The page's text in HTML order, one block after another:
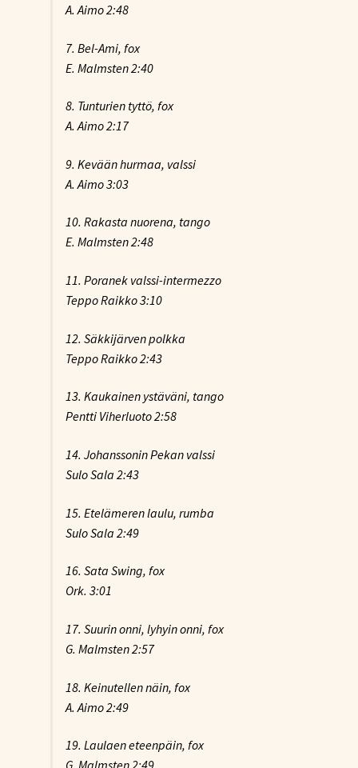
A. Aimo 2:48
7. Bel-Ami, fox
E. Malmsten 2:40
8. Tunturien tyttö, fox
A. Aimo 2:17
9. Kevään hurmaa, valssi
A. Aimo 3:03
10. Rakasta nuorena, tango
E. Malmsten 2:48
11. Poranek valssi-intermezzo
Teppo Raikko 3:10
12. Säkkijärven polkka
Teppo Raikko 2:43
13. Kaukainen ystäväni, tango
Pentti Viherluoto 2:58
14. Johanssonin Pekan valssi
Sulo Sala 2:43
15. Etelämeren laulu, rumba
Sulo Sala 2:49
16. Sata Swing, fox
Ork. 3:01
17. Suurin onni, lyhyin onni, fox
G. Malmsten 2:57
18. Keinutellen näin, fox
A. Aimo 2:49
19. Laulaen eteenpäin, fox